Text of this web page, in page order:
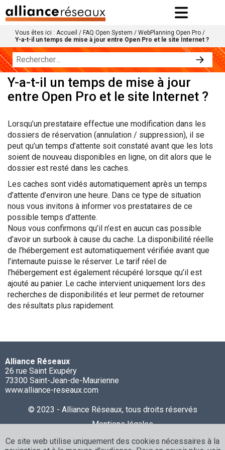
Vous êtes ici : Accueil / FAQ Open System / WebPlanning Open Pro /
Y-a-t-il un temps de mise à jour entre Open Pro et le site Internet ?
Y-a-t-il un temps de mise à jour
entre Open Pro et le site Internet ?
Lorsqu’un prestataire effectue une modification dans les
dossiers de réservation (annulation / suppression), il se
peut qu’un temps d’attente soit constaté avant que les lots
soient de nouveau disponibles en ligne, on dit alors que le
dossier est resté dans les caches.
Les caches sont vidés automatiquement après un temps
d’attente d’environ une heure. Dans ce type de situation
nous vous invitons à informer vos prestataires de ce
possible temps d’attente.
Nous vous confirmons qu’il n’est en aucun cas possible
d’avoir un surbook à cause du cache. La disponibilité réelle
de l’hébergement est automatiquement vérifiée avant que
l’internaute puisse le réserver. Le tarif réel de
l’hébergement est également récupéré lorsque qu’il est
ajouté au panier. Le cache intervient uniquement lors des
recherches de disponibilités et leur permet de retourner
des résultats plus rapidement.
Alliance Réseaux
26 rue Saint Exupéry
73300 Saint-Jean-de-Maurienne
www.alliance-reseaux.com
© 2023 - Alliance Réseaux, tous droits réservés
Mentions légales
Politique de confidentialité
Ce site web utilise uniquement des cookies nécessaires à la